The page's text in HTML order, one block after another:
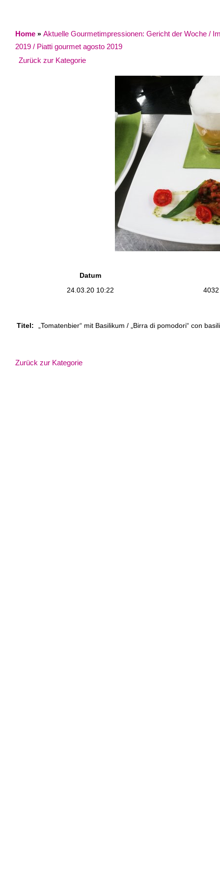
Home » Aktuelle Gourmetimpressionen: Gericht der Woche /
2019 / Piatti gourmet agosto 2019
Zurück zur Kategorie
Datum
24.03.20 10:22
Titel: „Tomatenbier“ mit Basilikum / „Birra di pomodori“ con
Zurück zur Kategorie